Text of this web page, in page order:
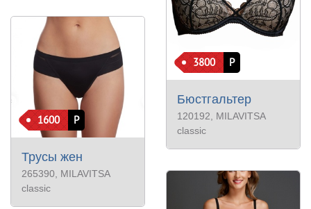
1600 Р
Трусы жен
265390 , MILAVITSA
classic
3800 Р
Бюстгальтер
120192, MILAVITSA
classic